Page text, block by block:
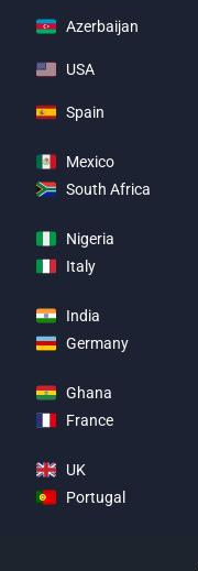
Azerbaijan
USA
Spain
Mexico
South Africa
Nigeria
Italy
India
Germany
Ghana
France
UK
Portugal